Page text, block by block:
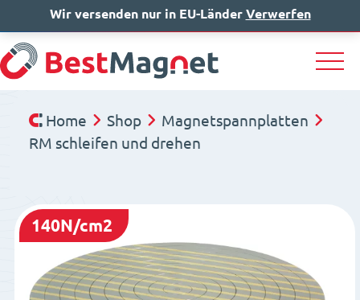
IT EN DE
Home Shop
Magnetspannplatten
RM schleifen und drehen
140N/cm2
Wir versenden nur in EU-Länder Verwerfen